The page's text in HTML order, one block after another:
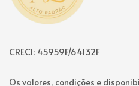
CRECI: 45959F/64132F
Os valores, condições e